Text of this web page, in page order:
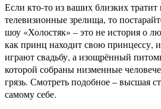
Если кто-то из ваших близких
телевизионные зрелища, то
шоу «Холостяк» – это не история о
как принц находит свою принцессу,
играют свадьбу, а изощрённый
которой собраны низменные
грязь. Смотреть подобное – высшая
самому себе.